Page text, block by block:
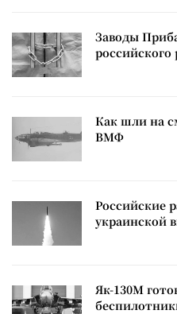
Заводы
российского
Как шли на
ВМФ
Российские
украинской
Як-130М